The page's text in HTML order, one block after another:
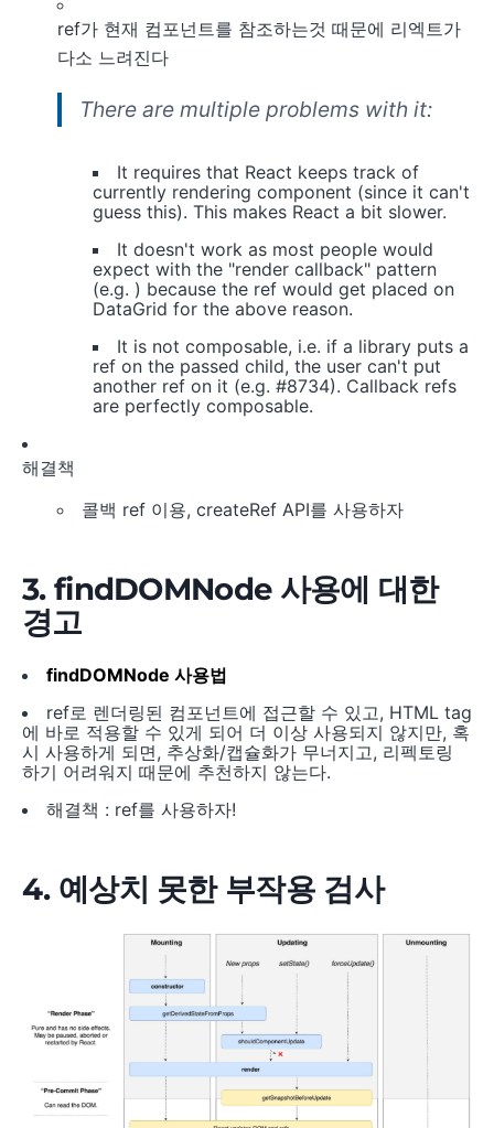
ref가 현재 컴포넌트를 참조하는것 때문에 리엑트가
다소 느려진다
There are multiple problems with it:
It requires that React keeps track of
currently rendering component (since it can't
guess this). This makes React a bit slower.
It doesn't work as most people would
expect with the "render callback" pattern
(e.g. ) because the ref would get placed on
DataGrid for the above reason.
It is not composable, i.e. if a library puts a
ref on the passed child, the user can't put
another ref on it (e.g. #8734). Callback refs
are perfectly composable.
해결책
콜백 ref 이용, createRef API를 사용하자
3. findDOMNode 사용에 대한
경고
findDOMNode 사용법
ref로 렌더링된 컴포넌트에 접근할 수 있고, HTML tag
에 바로 적용할 수 있게 되어 더 이상 사용되지 않지만, 혹
시 사용하게 되면, 추상화/캡슐화가 무너지고, 리펙토링
하기 어려워지 때문에 추천하지 않는다.
해결책 : ref를 사용하자!
4. 예상치 못한 부작용 검사